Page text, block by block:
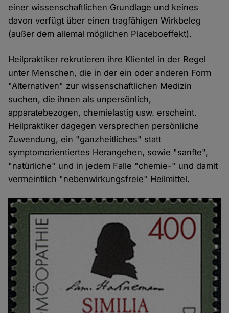
einer wissenschaftlichen Grundlage und keines
davon verfügt über einen tragfähigen Wirkbeleg
(außer dem allemal möglichen Placeboeffekt).
Heilpraktiker rekrutieren ihre Klientel in der Regel
unter Menschen, die in der ein oder anderen Form
"Alternativen" zur wissenschaftlichen Medizin
suchen, die ihnen als unpersönlich,
apparatebezogen, chemielastig usw. erscheint.
Heilpraktiker dagegen versprechen persönliche
Zuwendung, ein "ganzheitliches" statt
symptomorientiertes Herangehen, sowie "sanfte",
"natürliche" und in jedem Falle "chemie-" und damit
vermeintlich "nebenwirkungsfreie" Heilmittel.